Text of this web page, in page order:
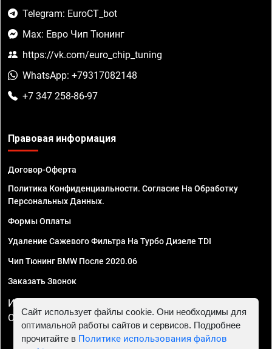
Telegram: EuroCT_bot
Max: Евро Чип Тюнинг
https://vk.com/euro_chip_tuning
WhatsApp: +79317082148
+7 347 258-86-97
Правовая информация
Договор-Оферта
Политика Конфиденциальности. Согласие На Обработку
Персональных Данных.
Формы Оплаты
Удаление Сажевого Фильтра На Турбо Дизеле TDI
Чип Тюнинг BMW После 2020.06
Заказать Звонок
ИП Смирнов Георгий Павлович. ИНН 781302555843,
ОГРНИП 324470400032610
Сайт использует файлы cookie. Они необходимы для
оптимальной работы сайтов и сервисов. Подробнее
прочитайте в Политике использования файлов